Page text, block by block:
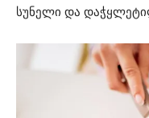
სუნელი და